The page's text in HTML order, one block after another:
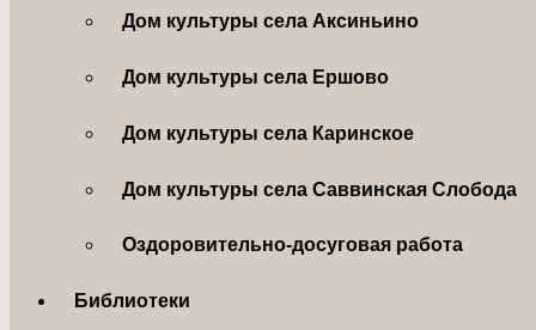
Дом культуры села Аксиньино
Дом культуры села Ершово
Дом культуры села Каринское
Дом культуры села Саввинская Слобода
Оздоровительно-досуговая работа
Библиотеки